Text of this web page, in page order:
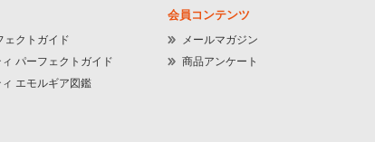
ェクトガイド
パーフェクトガイド
エモルギア図鑑
会員コンテンツ
メールマガジン
商品アンケート